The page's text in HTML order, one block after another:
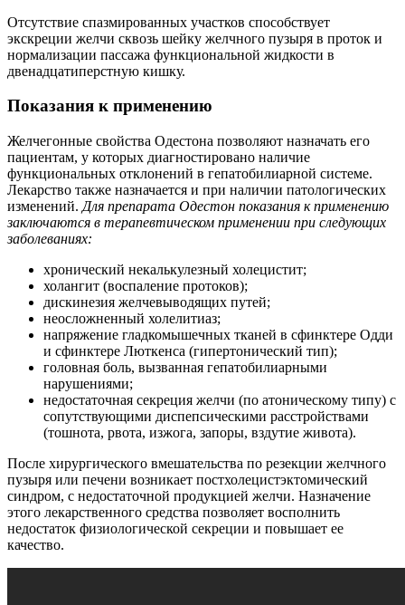
Отсутствие спазмированных участков способствует
экскреции желчи сквозь шейку желчного пузыря в проток и
нормализации пассажа функциональной жидкости в
двенадцатиперстную кишку.
Показания к применению
Желчегонные свойства Одестона позволяют назначать его
пациентам, у которых диагностировано наличие
функциональных отклонений в гепатобилиарной системе.
Лекарство также назначается и при наличии патологических
изменений. Для препарата Одестон показания к применению
заключаются в терапевтическом применении при следующих
заболеваниях:
хронический некалькулезный холецистит;
холангит (воспаление протоков);
дискинезия желчевыводящих путей;
неосложненный холелитиаз;
напряжение гладкомышечных тканей в сфинктере Одди
и сфинктере Люткенса (гипертонический тип);
головная боль, вызванная гепатобилиарными
нарушениями;
недостаточная секреция желчи (по атоническому типу) с
сопутствующими диспепсическими расстройствами
(тошнота, рвота, изжога, запоры, вздутие живота).
После хирургического вмешательства по резекции желчного
пузыря или печени возникает постхолецистэктомический
синдром, с недостаточной продукцией желчи. Назначение
этого лекарственного средства позволяет восполнить
недостаток физиологической секреции и повышает ее
качество.